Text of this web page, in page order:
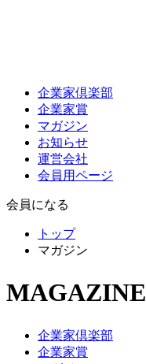
企業家倶楽部
企業家賞
マガジン
お知らせ
運営会社
会員用ページ
会員になる
トップ
マガジン
MAGAZINE
企業家倶楽部
企業家賞